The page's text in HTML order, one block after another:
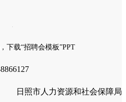
下载“招聘会模板”PPT
日照市人力资源和社会保障局